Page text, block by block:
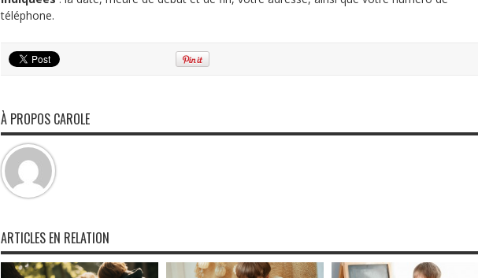
téléphone.
À PROPOS CAROLE
ARTICLES EN RELATION